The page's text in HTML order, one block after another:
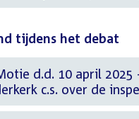
tijdens het debat
d.d. 10 april
c.s. over de